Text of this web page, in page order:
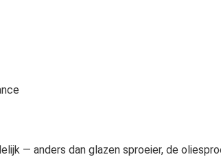
— anders dan glazen sproeier, de